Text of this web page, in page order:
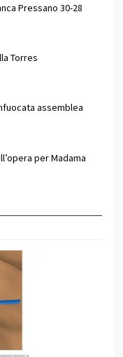
Pressano 30-28
Torres
assemblea
per Madama